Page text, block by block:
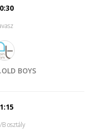
BOYS
osztály